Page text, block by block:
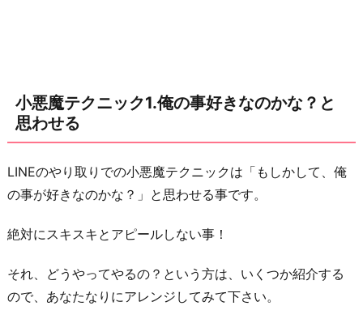
と
思
わ
せ
る
悪
小悪魔テクニック1.俺の事好きなのかな？と
思わせる
LINEのやり取りでの小悪魔テクニックは「もしかして、俺
の事が好きなのかな？」と思わせる事です。
絶対にスキスキとアピールしない事！
それ、どうやってやるの？という方は、いくつか紹介する
ので、あなたなりにアレンジしてみて下さい。